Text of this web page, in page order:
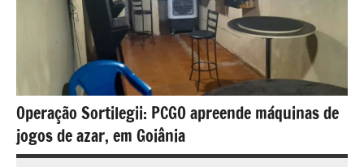
Operação Sortilegii: PCGO apreende máquinas de
jogos de azar, em Goiânia